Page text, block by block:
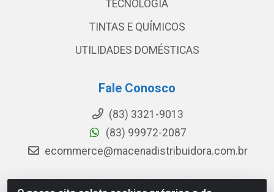
TECNOLOGIA
TINTAS E QUÍMICOS
UTILIDADES DOMÉSTICAS
Fale Conosco
(83) 3321-9013
(83) 99972-2087
ecommerce@macenadistribuidora.com.br